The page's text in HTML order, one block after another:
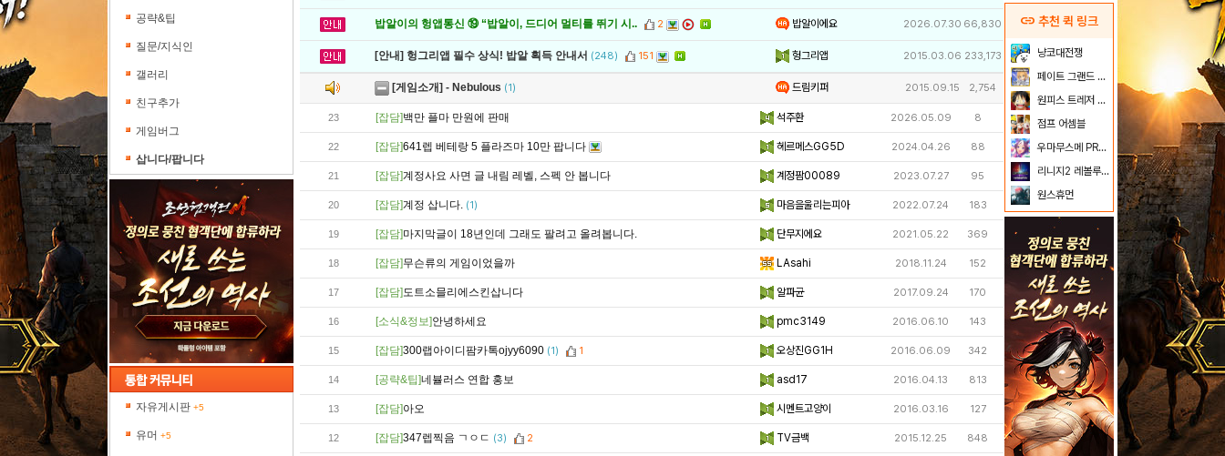
공략&팁
질문/지식인
갤러리
친구추가
게임버그
삽니다/팝니다
자유게시판 +5
유머 +5
밥알이의 헝앱통신 ⑲ “밥알이, 드디어 멀티를 뛰기 시.. 2 밥알이에요 2026.07.30 66,830
[안내] 헝그리앱 필수 상식! 밥알 획득 안내서 (248) 151 헝그리앱 2015.03.06 233,173
[게임소개] - Nebulous (1) 드림키퍼 2015.09.15 2,754
23 [잡담]백만 플마 만원에 판매 석주환 2026.05.09 8
22 [잡담]641렙 베테랑 5 플라즈마 10만 팝니다 헤르메스GG5D 2024.04.26 88
21 [잡담]계정사요 사면 글 내림 레벨, 스펙 안 봅니다 계정팜00089 2023.07.27 95
20 [잡담]계정 삽니다. (1) 마음을울리는피아 2022.07.24 183
19 [잡담]마지막글이 18년인데 그래도 팔려고 올려봅니다. 단무지에요 2021.05.22 369
18 [잡담]무슨류의 게임이었을까 LAsahi 2018.11.24 152
17 [잡담]도트소믈리에스킨삽니다 알파균 2017.09.24 170
16 [소식&정보]안녕하세요 pmc3149 2016.06.10 143
15 [잡담]300랩아이디팜카톡ojyy6090 (1) 1 오상진GG1H 2016.06.09 342
14 [공략&팁]네뷸러스 연합 홍보 asd17 2016.04.13 813
13 [잡담]아오 시멘트고양이 2016.03.16 127
12 [잡담]347렙찍음 ㄱㅇㄷ (3) 2 TV금백 2015.12.25 848
link 추천 퀵 링크
냥코대전쟁
페이트 그랜드 오더
원피스 트레저 크루즈
점프 어셈블
우마무스메 PRETTY DERBY
리니지2 레볼루션
원스휴먼